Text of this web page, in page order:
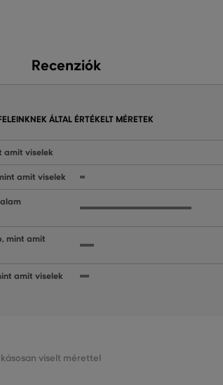
Recenziók
ÁLTAL ÉRTÉKELT MÉRETEK
amit viselek
amit viselek
mint amit
amit viselek
viselt mérettel